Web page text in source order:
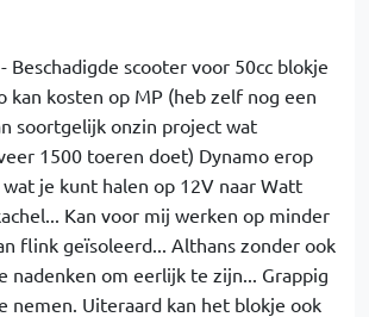
Beschadigde scooter voor 50cc blokje
kan kosten op MP (heb zelf nog een
soortgelijk onzin project wat
1500 toeren doet) Dynamo erop
je kunt halen op 12V naar Watt
Kan voor mij werken op minder
flink geïsoleerd... Althans zonder ook
nadenken om eerlijk te zijn... Grappig
nemen. Uiteraard kan het blokje ook